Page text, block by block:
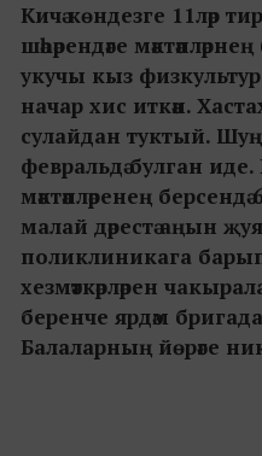
Кичә көндезге 11ләр
шәһәрендәге
укучы кыз
начар хис иткән.
сулайдан туктый.
февральдә булган
мәктәпләренең
малай дәрестә аңын
поликлиникага
хезмәткәрләрен
беренче ярдәм
Балаларның йөрәге